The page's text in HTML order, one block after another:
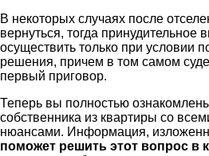
В некоторых случаях после
вернуться, тогда принудительное
осуществить только при условии
решения, причем в том самом
первый приговор.
Теперь вы полностью
собственника из квартиры со
нюансами. Информация,
поможет решить этот вопрос в